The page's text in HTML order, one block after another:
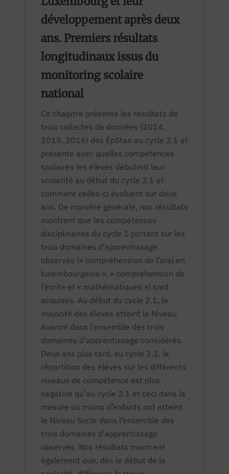
développement après deux
ans. Premiers résultats
longitudinaux issus du
monitoring scolaire
national
Ce chapitre présente les résultats de
trois collectes de données (2014,
2015, 2016) des ÉpStan au cycle 2.1 et
présente avec quelles compétences
scolaires les élèves débutent leur
scolarité au début du cycle 2.1 et
comment celles-ci évoluent sur deux
ans. De manière générale, nos résultats
montrent que les compétences
disciplinaires du cycle 1 portant sur les
trois domaines d’apprentissage
observés (« compréhension de l’oral en
luxembourgeois », « compréhension de
l’écrit» et « mathématiques ») sont
acquises. Au début du cycle 2.1, la
majorité des élèves atteint le Niveau
Avancé dans l’ensemble des trois
domaines d’apprentissage considérés.
Deux ans plus tard, au cycle 3.1, la
répartition des élèves sur les différents
niveaux de compétence est plus
négative qu’au cycle 2.1 et ceci dans la
mesure où moins d’enfants ont atteint
le Niveau Socle dans l’ensemble des
trois domaines d’apprentissage
observés. Nos résultats montrent
également que, dès le début de la